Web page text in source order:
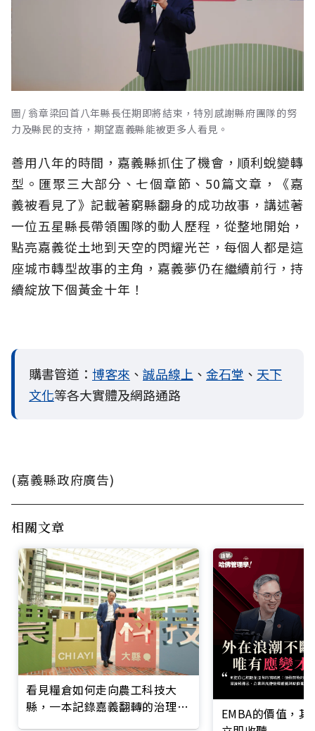
圖/ 翁章梁回首八年縣長任期即將結束，特別感謝縣府團隊的努
力及縣民的支持，期望嘉義縣能被更多人看見。
善用八年的時間，嘉義縣抓住了機會，順利蛻變轉
型。匯聚三大部分、七個章節、50篇文章，《嘉
義被看見了》記載著窮縣翻身的成功故事，講述著
一位五星縣長帶領團隊的動人歷程，從整地開始，
點亮嘉義從土地到天空的閃耀光芒，每個人都是這
座城市轉型故事的主角，嘉義夢仍在繼續前行，持
續綻放下個黃金十年！
購書管道： 博客來 、 誠品線上 、 金石堂 、 天下
文化等各大實體及網路通路
(嘉義縣政府廣告)
相關文章
看見糧倉如何走向農工科技大
縣，一本記錄嘉義翻轉的治理實
EMBA的價值，